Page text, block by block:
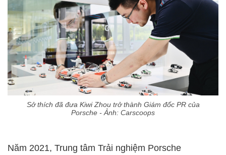
Sở thích đã đưa Kiwi Zhou trở thành Giám đốc PR của
Porsche - Ảnh: Carscoops
Năm 2021, Trung tâm Trải nghiệm Porsche